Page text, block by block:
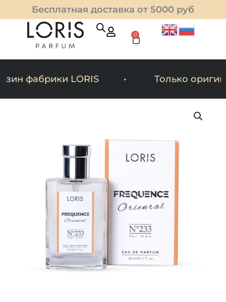
Перейти
к
содержимому
Бесплатная доставка от 5000 руб
0
Cart
фабрики LORIS Только